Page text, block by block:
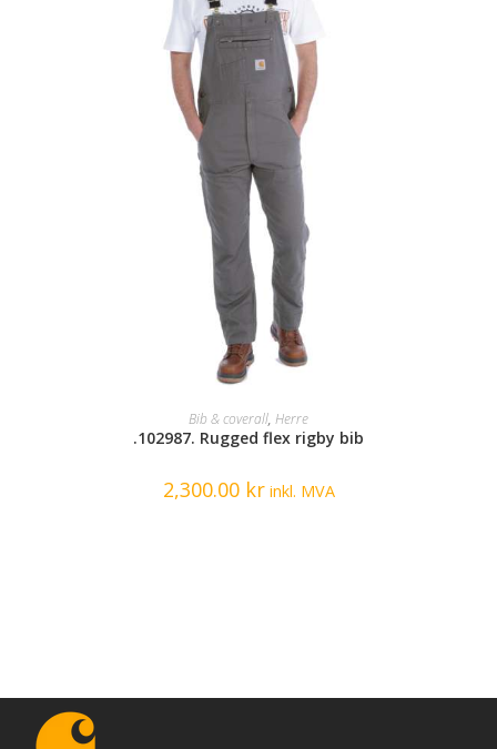
SELECT OPTIONS
Bib & coverall, Herre
.102987. Rugged flex rigby bib
2,300.00 krinkl. MVA